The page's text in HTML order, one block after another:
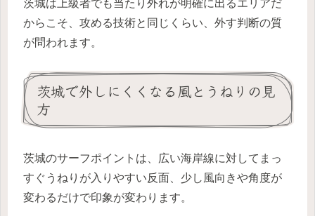
茨城は上級者でも当たり外れが明確に出るエリアだ
からこそ、攻める技術と同じくらい、外す判断の質
が問われます。
茨城で外しにくくなる風とうねりの見
方
茨城のサーフポイントは、広い海岸線に対してまっ
すぐうねりが入りやすい反面、少し風向きや角度が
変わるだけで印象が変わります。